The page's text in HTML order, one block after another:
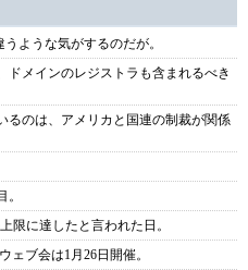
ような気がするのだが。
ドメインのレジストラも含まれるべき
るのは、アメリカと国連の制裁が関係
限に達したと言われた日。
ェブ会は1月26日開催。